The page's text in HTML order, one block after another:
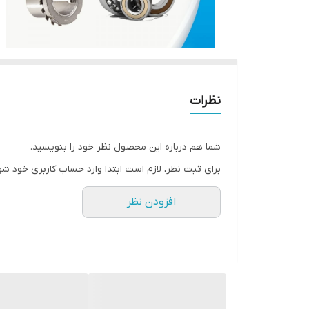
نظرات
شما هم درباره این محصول نظر خود را بنویسید.
برای ثبت نظر، لازم است ابتدا وارد حساب کاربری خود
افزودن نظر